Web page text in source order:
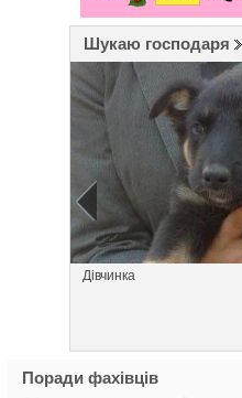
Шукаю господаря
Дівчинка
Поради фахівців